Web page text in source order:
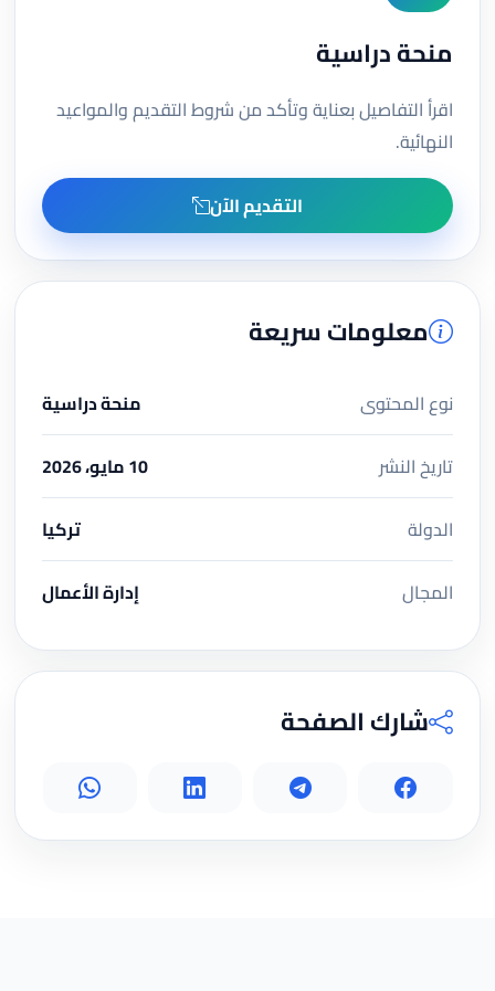
منحة دراسية
اقرأ التفاصيل بعناية وتأكد من شروط التقديم والمواعيد
النهائية.
التقديم الآن
معلومات سريعة
نوع المحتوى
منحة دراسية
تاريخ النشر
10 مايو، 2026
الدولة
تركيا
المجال
إدارة الأعمال
شارك الصفحة